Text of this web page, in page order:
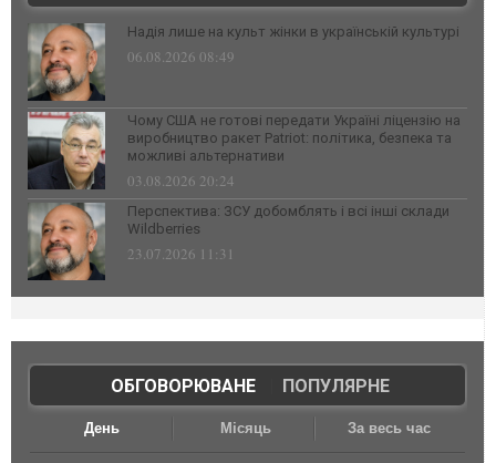
Надія лише на культ жінки в українській культурі
06.08.2026 08:49
Чому США не готові передати Україні ліцензію на
виробництво ракет Patriot: політика, безпека та
можливі альтернативи
03.08.2026 20:24
Перспектива: ЗСУ добомблять і всі інші склади
Wildberries
23.07.2026 11:31
ОБГОВОРЮВАНЕ| ПОПУЛЯРНЕ
День Місяць За весь час